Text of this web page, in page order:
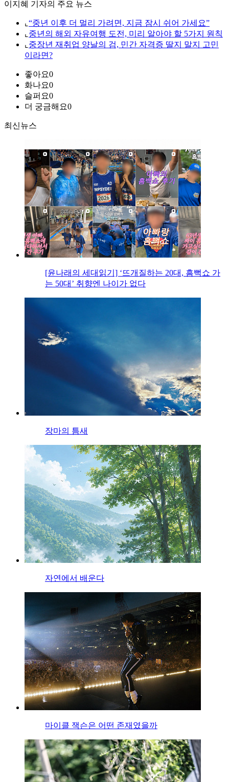
이지혜 기자의 주요 뉴스
⌞ “중년 이후 더 멀리 가려면, 지금 잠시 쉬어 가세요”
⌞ 중년의 해외 자유여행 도전, 미리 알아야 할 5가지 원칙
⌞ 중장년 재취업 양날의 검, 민간 자격증 딸지 말지 고민
이라면?
좋아요0
화나요0
슬퍼요0
더 궁금해요0
최신뉴스
[윤나래의 세대읽기] ‘뜨개질하는 20대, 흠뻑쇼 가
는 50대’ 취향엔 나이가 없다
장마의 틈새
자연에서 배운다
마이클 잭슨은 어떤 존재였을까